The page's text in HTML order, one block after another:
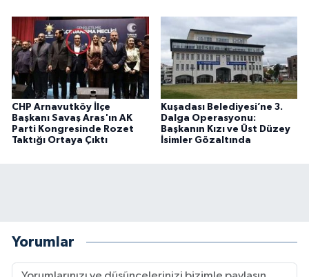
CHP Arnavutköy İlçe
Başkanı Savaş Aras'ın AK
Parti Kongresinde Rozet
Taktığı Ortaya Çıktı
Kuşadası Belediyesi’ne 3.
Dalga Operasyonu:
Başkanın Kızı ve Üst Düzey
İsimler Gözaltında
Yorumlar